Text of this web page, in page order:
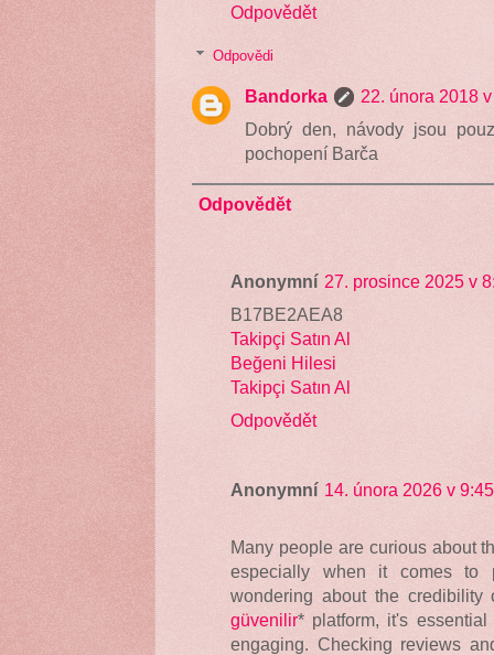
Odpovědět
Odpovědi
Bandorka
22. února 2018
Dobrý den, návody jsou
pochopení Barča
Odpovědět
Anonymní 27. prosince 2025 v
B17BE2AEA8
Takipçi Satın Al
Beğeni Hilesi
Takipçi Satın Al
Odpovědět
Anonymní 14. února 2026 v 9:45
Many people are curious about
especially when it comes to
wondering about the credibility
güvenilir* platform, it's
engaging. Checking reviews